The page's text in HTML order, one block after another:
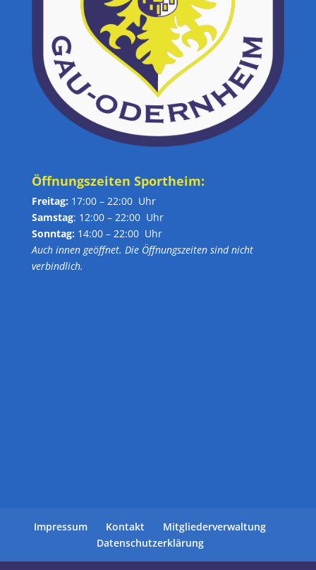
Öffnungszeiten Sportheim:
Freitag: 17:00 – 22:00 Uhr
Samstag: 12:00 – 22:00 Uhr
Sonntag: 14:00 – 22:00 Uhr
Auch innen geöffnet. Die Öffnungszeiten sind nicht
verbindlich.
Impressum Kontakt
Mitgliederverwaltung
Datenschutzerklärung